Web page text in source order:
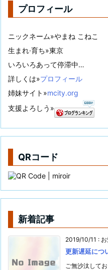
プロフィール
ニックネーム»やまね こねこ
生まれ·育ち»東京
いろいろあって停滞中…
詳しくは»プロフィール
姉妹サイト»mcity.org
支援よろしう»
QRコード
新着記事
2019/10/11 :
更新遅延につ
ご無沙汰して